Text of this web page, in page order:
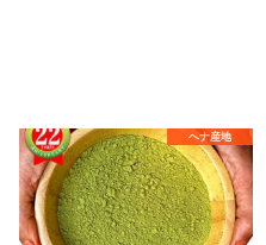
ヘナ産地